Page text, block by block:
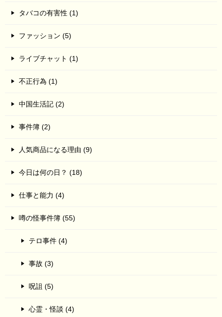
タバコの有害性 (1)
ファッション (5)
ライブチャット (1)
不正行為 (1)
中国生活記 (2)
事件簿 (2)
人気商品になる理由 (9)
今日は何の日？ (18)
仕事と能力 (4)
噂の怪事件簿 (55)
テロ事件 (4)
事故 (3)
呪詛 (5)
心霊・怪談 (4)